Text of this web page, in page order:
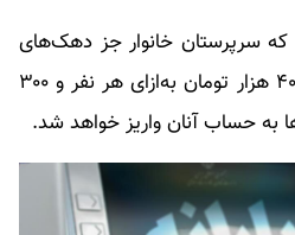
سرپرستان خانوار جز دهک‌های
اول تا سوم هستند، مبلغ ۴۰۰ هزار تومان به‌ازای هر نفر و ۳۰۰
به حساب آنان واریز خواهد شد.